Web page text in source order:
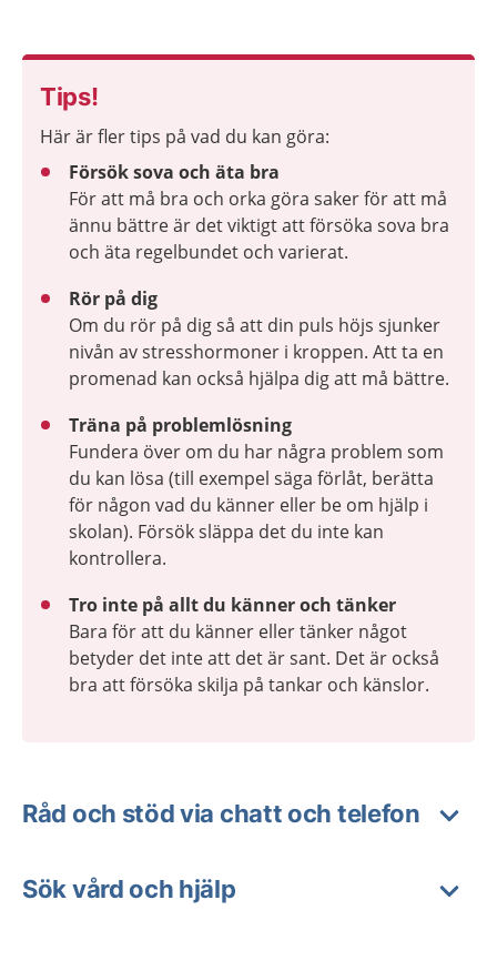
Tips!
Här är fler tips på vad du kan göra:
Försök sova och äta bra
För att må bra och orka göra saker för att må
ännu bättre är det viktigt att försöka sova bra
och äta regelbundet och varierat.
Rör på dig
Om du rör på dig så att din puls höjs sjunker
nivån av stresshormoner i kroppen. Att ta en
promenad kan också hjälpa dig att må bättre.
Träna på problemlösning
Fundera över om du har några problem som
du kan lösa (till exempel säga förlåt, berätta
för någon vad du känner eller be om hjälp i
skolan). Försök släppa det du inte kan
kontrollera.
Tro inte på allt du känner och tänker
Bara för att du känner eller tänker något
betyder det inte att det är sant. Det är också
bra att försöka skilja på tankar och känslor.
Råd och stöd via chatt och telefon
Sök vård och hjälp